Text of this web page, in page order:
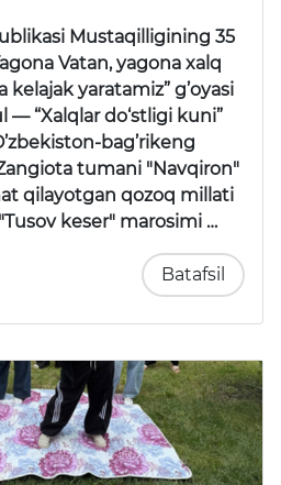
Mustaqilligining 35
Vatan, yagona xalq
kelajak yaratamiz” g’oyasi
— “Xalqlar do‘stligi kuni”
bag’rikeng
tumani "Navqiron"
qilayotgan qozoq millati
"Tusov keser" marosimi …
Batafsil